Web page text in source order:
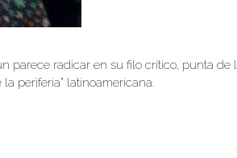
parece radicar en su filo crítico, punta de
periferia” latinoamericana.